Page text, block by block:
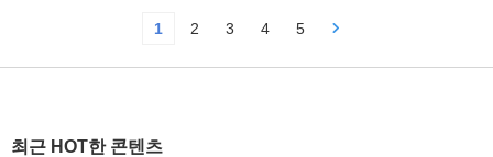
1 2 3 4 5
최근 HOT한 콘텐츠